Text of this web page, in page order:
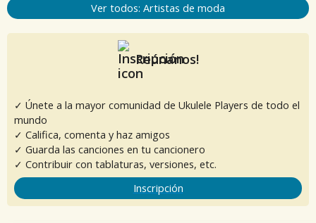
Ver todos: Artistas de moda
Reúnanos!
✓ Únete a la mayor comunidad de Ukulele Players de todo el
mundo
✓ Califica, comenta y haz amigos
✓ Guarda las canciones en tu cancionero
✓ Contribuir con tablaturas, versiones, etc.
Inscripción